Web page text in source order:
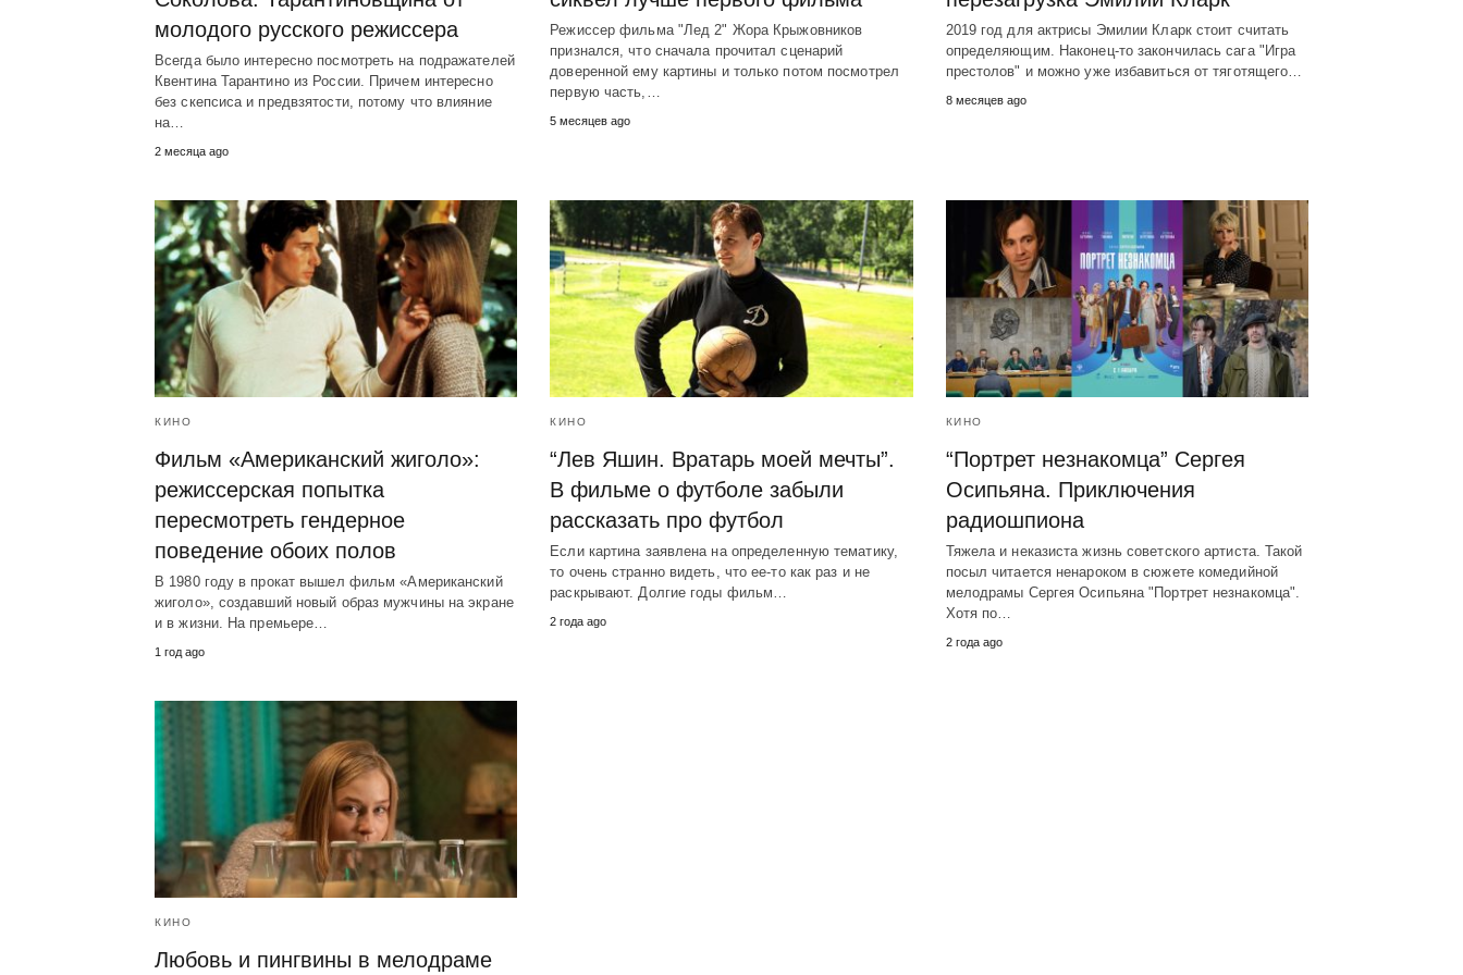
молодого русского режиссера
Всегда было интересно посмотреть на подражателей
Квентина Тарантино из России. Причем интересно
без скепсиса и предвзятости, потому что влияние
на…
2 месяца ago
Режиссер фильма "Лед 2" Жора Крыжовников
признался, что сначала прочитал сценарий
доверенной ему картины и только потом посмотрел
первую часть,…
5 месяцев ago
2019 год для актрисы Эмилии Кларк стоит считать
определяющим. Наконец-то закончилась сага "Игра
престолов" и можно уже избавиться от тяготящего…
8 месяцев ago
КИНО
Фильм «Американский жиголо»:
режиссерская попытка
пересмотреть гендерное
поведение обоих полов
В 1980 году в прокат вышел фильм «Американский
жиголо», создавший новый образ мужчины на экране
и в жизни. На премьере…
1 год ago
КИНО
“Лев Яшин. Вратарь моей мечты”.
В фильме о футболе забыли
рассказать про футбол
Если картина заявлена на определенную тематику,
то очень странно видеть, что ее-то как раз и не
раскрывают. Долгие годы фильм…
2 года ago
КИНО
“Портрет незнакомца” Сергея
Осипьяна. Приключения
радиошпиона
Тяжела и неказиста жизнь советского артиста. Такой
посыл читается ненароком в сюжете комедийной
мелодрамы Сергея Осипьяна "Портрет незнакомца".
Хотя по…
2 года ago
КИНО
Любовь и пингвины в мелодраме